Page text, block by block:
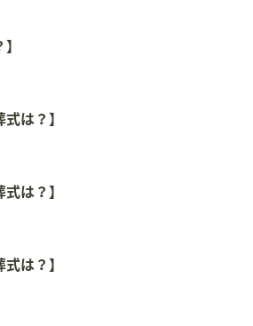
は？】
は？】
は？】